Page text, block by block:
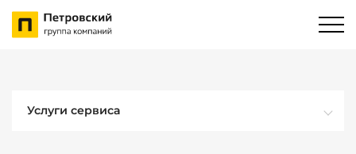
Услуги сервиса